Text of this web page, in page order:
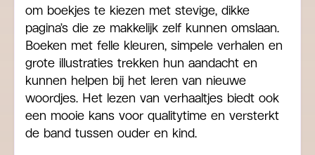
om boekjes te kiezen met stevige, dikke
pagina’s die ze makkelijk zelf kunnen omslaan.
Boeken met felle kleuren, simpele verhalen en
grote illustraties trekken hun aandacht en
kunnen helpen bij het leren van nieuwe
woordjes. Het lezen van verhaaltjes biedt ook
een mooie kans voor qualitytime en versterkt
de band tussen ouder en kind.